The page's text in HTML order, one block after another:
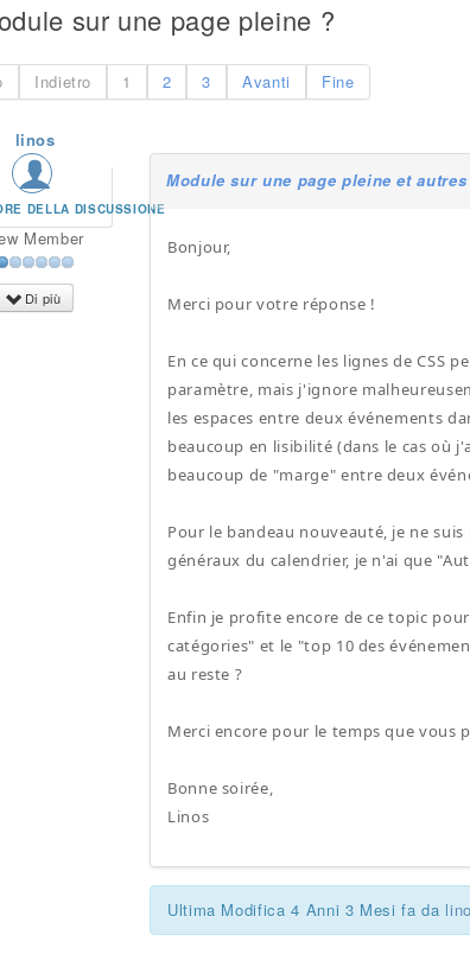
sur une page pleine ?
Indietro 1 2 3 Avanti Fine
linos
DELLA DISCUSSIONE
Member
Di più
Module sur une page pleine et
Bonjour,
Merci pour votre réponse !
En ce qui concerne les lignes de CSS
paramètre, mais j'ignore
les espaces entre deux événements
beaucoup en lisibilité (dans le cas où
beaucoup de "marge" entre deux
Pour le bandeau nouveauté, je ne
généraux du calendrier, je n'ai que
Enfin je profite encore de ce topic
catégories" et le "top 10 des
au reste ?
Merci encore pour le temps que vous
Bonne soirée,
Linos
Ultima Modifica 4 Anni 3 Mesi fa da